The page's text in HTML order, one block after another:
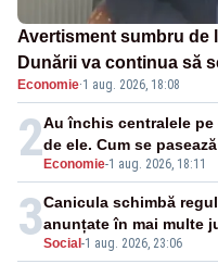
Avertisment sumbru de
Dunării va continua să
închide în 4 zile
Economie·1 aug. 2026, 18:08
2 Economie-1 aug. 2026, 18:11
Au închis centralele
de ele. Cum se
3Social -1 aug. 2026, 23:06
Canicula schimbă
anunțate în mai multe